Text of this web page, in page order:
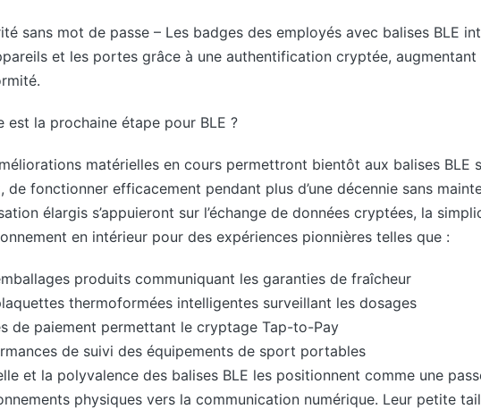
sans mot de passe – Les badges des employés avec balises BLE
et les portes grâce à une authentification cryptée,
est la prochaine étape pour BLE ?
matérielles en cours permettront bientôt aux balises BLE
de fonctionner efficacement pendant plus d’une décennie sans
élargis s’appuieront sur l’échange de données cryptées, la
en intérieur pour des expériences pionnières telles que :
produits communiquant les garanties de fraîcheur
thermoformées intelligentes surveillant les dosages
de paiement permettant le cryptage Tap-to-Pay
de suivi des équipements de sport portables
et la polyvalence des balises BLE les positionnent comme une
physiques vers la communication numérique. Leur petite